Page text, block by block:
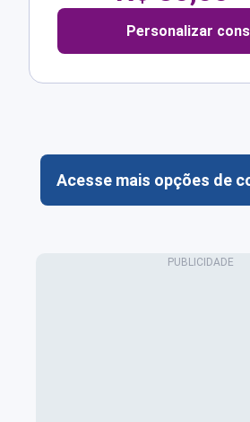
Personalizar
Acesse mais opções de